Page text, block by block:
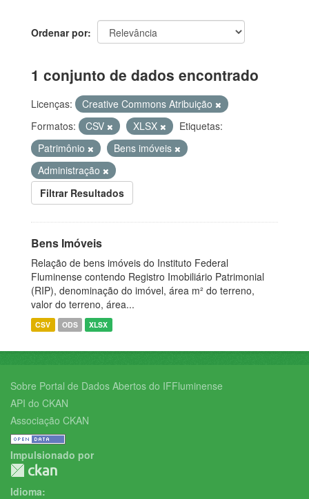
Ordenar por
1 conjunto de dados encontrado
Licenças:
Creative Commons Atribuição
Formatos:
CSV XLSX
Etiquetas:
Patrimônio
Bens imóveis
Administração
Filtrar Resultados
Bens Imóveis
Relação de bens imóveis do Instituto Federal
Fluminense contendo Registro Imobiliário Patrimonial
(RIP), denominação do imóvel, área m² do terreno,
valor do terreno, área...
CSV ODS XLSX
Sobre Portal de Dados Abertos do IFFluminense
API do CKAN
Associação CKAN
Impulsionado por
Idioma